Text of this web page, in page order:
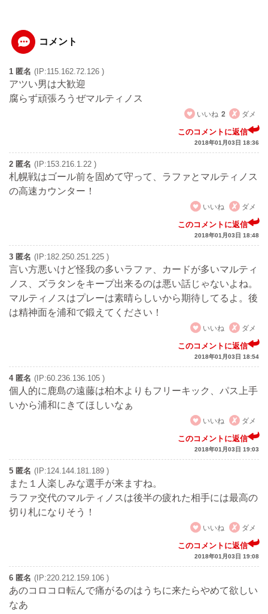
コメント
1 匿名 (IP:115.162.72.126 )
アツい男は大歓迎
腐らず頑張ろうぜマルティノス
いいね 2 ダメ
このコメントに返信
2018年01月03日 18:36
2 匿名 (IP:153.216.1.22 )
札幌戦はゴール前を固めて守って、ラファとマルティノス
の高速カウンター！
いいね
ダメ
このコメントに返信
2018年01月03日 18:48
3 匿名 (IP:182.250.251.225 )
言い方悪いけど怪我の多いラファ、カードが多いマルティ
ノス、ズラタンをキープ出来るのは悪い話じゃないよね。
マルティノスはプレーは素晴らしいから期待してるよ。後
は精神面を浦和で鍛えてください！
いいね
ダメ
このコメントに返信
2018年01月03日 18:54
4 匿名 (IP:60.236.136.105 )
個人的に鹿島の遠藤は柏木よりもフリーキック、パス上手
いから浦和にきてほしいなぁ
いいね
ダメ
このコメントに返信
2018年01月03日 19:03
5 匿名 (IP:124.144.181.189 )
また１人楽しみな選手が来ますね。
ラファ交代のマルティノスは後半の疲れた相手には最高の
切り札になりそう！
いいね
ダメ
このコメントに返信
2018年01月03日 19:08
6 匿名 (IP:220.212.159.106 )
あのコロコロ転んで痛がるのはうちに来たらやめて欲しい
なあ